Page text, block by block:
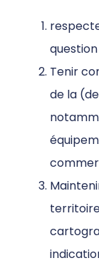
Tenir
de la